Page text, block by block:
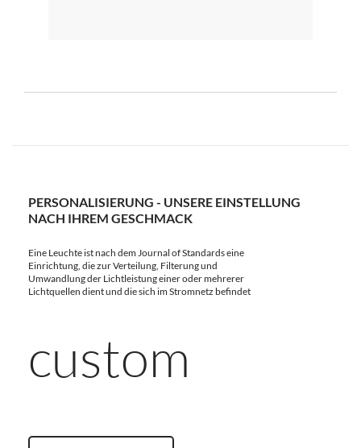
PERSONALISIERUNG - UNSERE EINSTELLUNG
NACH IHREM GESCHMACK
Eine Leuchte ist nach dem Journal of Standards eine
Einrichtung, die zur Verteilung, Filterung und
Umwandlung der Lichtleistung einer oder mehrerer
Lichtquellen dient und die sich im Stromnetz befindet
custom